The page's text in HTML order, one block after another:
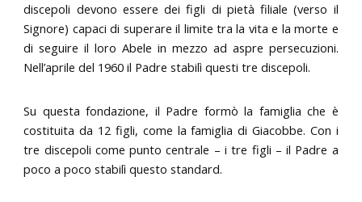
discepoli devono essere dei figli di pietà filiale (verso il
Signore) capaci di superare il limite tra la vita e la morte e
di seguire il loro Abele in mezzo ad aspre persecuzioni.
Nell’aprile del 1960 il Padre stabilì questi tre discepoli.
Su questa fondazione, il Padre formò la famiglia che è
costituita da 12 figli, come la famiglia di Giacobbe. Con i
tre discepoli come punto centrale – i tre figli – il Padre a
poco a poco stabilì questo standard.